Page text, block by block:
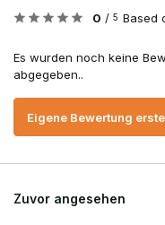
0 / 5 Based
Es wurden noch keine
abgegeben..
Eigene Bewertung
Zuvor angesehen